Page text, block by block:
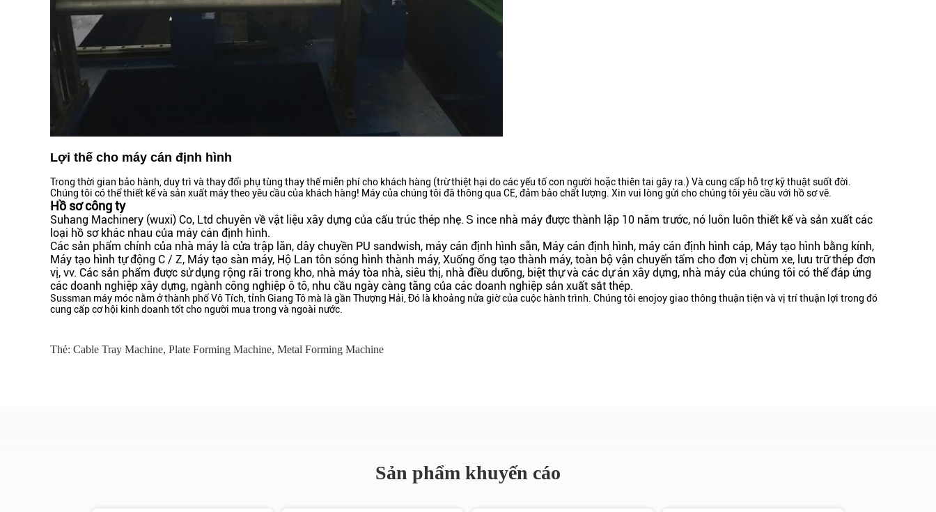
Lợi thế cho máy cán định hình
Trong thời gian bảo hành, duy trì và thay đổi phụ tùng thay thế miễn phí cho khách hàng (trừ thiệt hại do các yếu tố con người hoặc thiên tai gây ra.) Và cung cấp hỗ trợ kỹ thuật suốt đời.
Chúng tôi có thể thiết kế và sản xuất máy theo yêu cầu của khách hàng! Máy của chúng tôi đã thông qua CE, đảm bảo chất lượng. Xin vui lòng gửi cho chúng tôi yêu cầu với hồ sơ vẽ.
Hồ sơ công ty
Suhang Machinery (wuxi) Co, Ltd chuyên về vật liệu xây dựng của cấu trúc thép nhẹ. S ince nhà máy được thành lập 10 năm trước, nó luôn luôn thiết kế và sản xuất các
loại hồ sơ khác nhau của máy cán định hình.
Các sản phẩm chính của nhà máy là cửa trập lăn, dây chuyền PU sandwish, máy cán định hình sẵn, Máy cán định hình, máy cán định hình cáp, Máy tạo hình bằng kính,
Máy tạo hình tự động C / Z, Máy tạo sàn máy, Hộ Lan tôn sóng hình thành máy, Xuống ống tạo thành máy, toàn bộ vận chuyển tấm cho đơn vị chùm xe, lưu trữ thép đơn
vị, vv. Các sản phẩm được sử dụng rộng rãi trong kho, nhà máy tòa nhà, siêu thị, nhà điều dưỡng, biệt thự và các dự án xây dựng, nhà máy của chúng tôi có thể đáp ứng
các doanh nghiệp xây dựng, ngành công nghiệp ô tô, nhu cầu ngày càng tăng của các doanh nghiệp sản xuất sắt thép.
Sussman máy móc nằm ở thành phố Vô Tích, tỉnh Giang Tô mà là gần Thượng Hải, Đó là khoảng nửa giờ của cuộc hành trình. Chúng tôi enojoy giao thông thuận tiện và vị trí thuận lợi trong đó
cung cấp cơ hội kinh doanh tốt cho người mua trong và ngoài nước.
Thẻ: Cable Tray Machine, Plate Forming Machine, Metal Forming Machine
Sản phẩm khuyến cáo